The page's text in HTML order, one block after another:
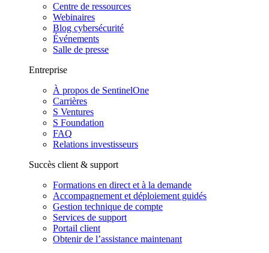
Centre de ressources
Webinaires
Blog cybersécurité
Événements
Salle de presse
Entreprise
À propos de SentinelOne
Carrières
S Ventures
S Foundation
FAQ
Relations investisseurs
Succès client & support
Formations en direct et à la demande
Accompagnement et déploiement guidés
Gestion technique de compte
Services de support
Portail client
Obtenir de l’assistance maintenant